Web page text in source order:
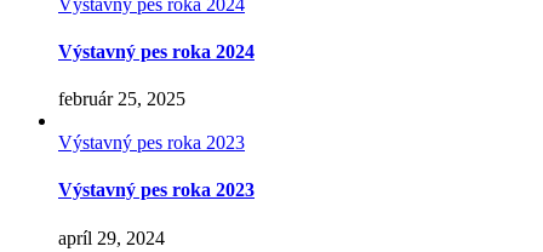
Výstavný pes roka 2024
február 25, 2025
Výstavný pes roka 2023
Výstavný pes roka 2023
apríl 29, 2024